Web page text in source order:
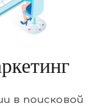
в поисковой